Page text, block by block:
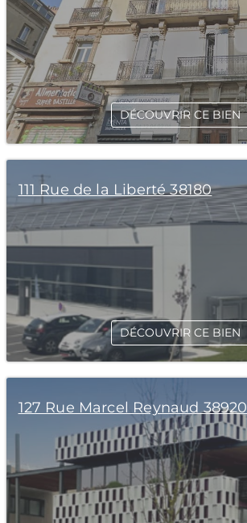
DÉCOUVRIR CE BIEN
111 Rue de la Liberté 38180
DÉCOUVRIR CE BIEN
127 Rue Marcel Reynaud 38920